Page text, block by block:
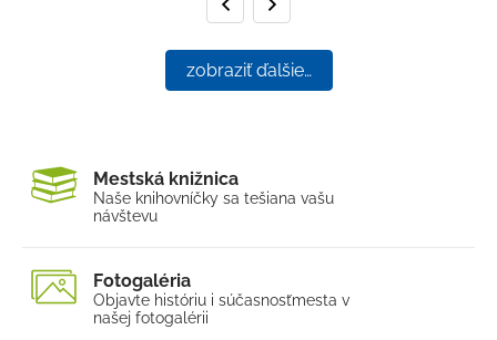
zobraziť ďalšie…
Mestská knižnica
Naše knihovníčky sa tešiana vašu
návštevu
Fotogaléria
Objavte históriu i súčasnosťmesta v
našej fotogalérii